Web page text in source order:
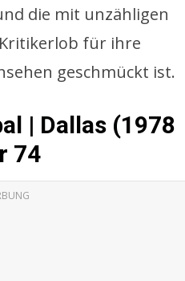
die mit unzähligen
für ihre
geschmückt ist.
| Dallas (1978
74